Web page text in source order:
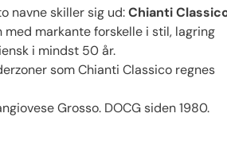
navne skiller sig ud:Chianti
markante forskelle i stil, lagring
i mindst 50 år.
som Chianti Classico regnes
Grosso. DOCG siden 1980.